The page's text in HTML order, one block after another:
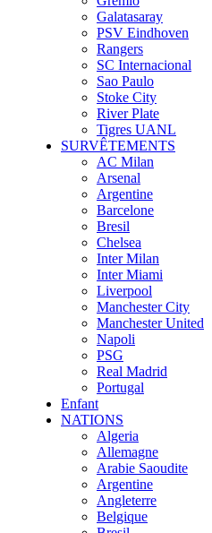
Galatasaray
PSV Eindhoven
Rangers
SC Internacional
Sao Paulo
Stoke City
River Plate
Tigres UANL
SURVÊTEMENTS
AC Milan
Arsenal
Argentine
Barcelone
Bresil
Chelsea
Inter Milan
Inter Miami
Liverpool
Manchester City
Manchester United
Napoli
PSG
Real Madrid
Portugal
Enfant
NATIONS
Algeria
Allemagne
Arabie Saoudite
Argentine
Angleterre
Belgique